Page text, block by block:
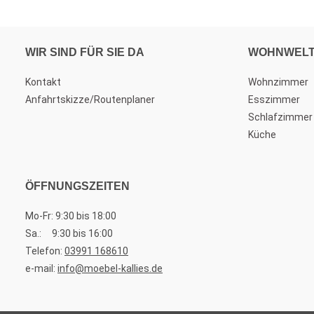
WIR SIND FÜR SIE DA
Kontakt
Anfahrtskizze/Routenplaner
Wohnzimmer
Esszimmer
Schlafzimmer
Küche
ÖFFNUNGSZEITEN
Mo-Fr: 9:30 bis 18:00
Sa.: 9:30 bis 16:00
Telefon: 03991 168610
e-mail: info@moebel-kallies.de